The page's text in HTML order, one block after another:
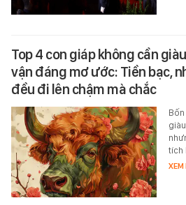
Top 4 con giáp không cần
vận đáng mơ ước: Tiền bạc,
đều đi lên chậm mà chắc
tích
XEM